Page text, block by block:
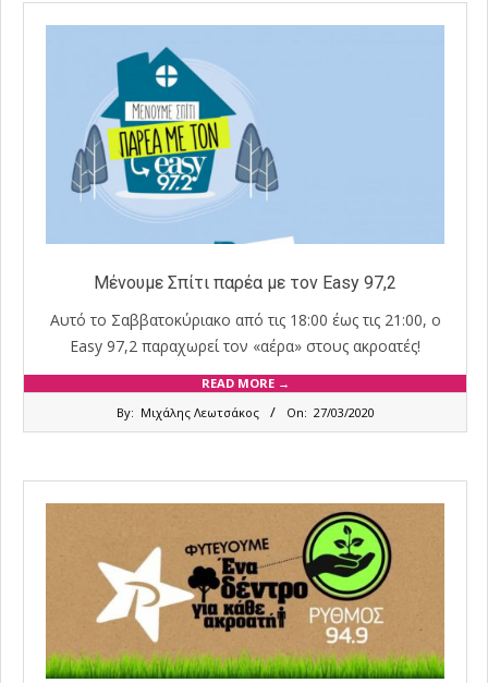
Μένουμε Σπίτι παρέα με τον Easy 97,2
Αυτό το Σαββατοκύριακο από τις 18:00 έως τις 21:00, o
Easy 97,2 παραχωρεί τον «αέρα» στους ακροατές!
READ MORE →
By: Μιχάλης Λεωτσάκος On: 27/03/2020